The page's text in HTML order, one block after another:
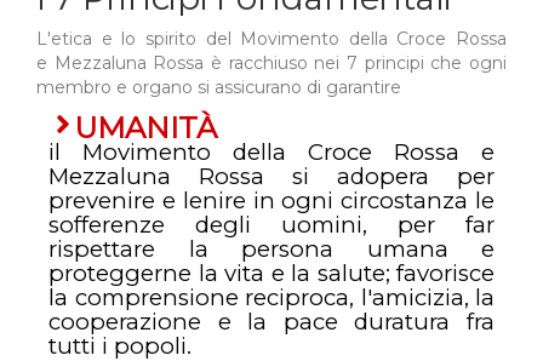
L'etica e lo spirito del Movimento della Croce Rossa
e Mezzaluna Rossa è racchiuso nei 7 principi che ogni
membro e organo si assicurano di garantire
UMANITÀ
il Movimento della Croce Rossa e
Mezzaluna Rossa si adopera per
prevenire e lenire in ogni circostanza le
sofferenze degli uomini, per far
rispettare la persona umana e
proteggerne la vita e la salute; favorisce
la comprensione reciproca, l'amicizia, la
cooperazione e la pace duratura fra
tutti i popoli.